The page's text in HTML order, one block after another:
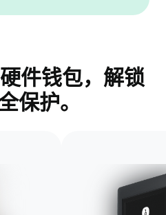
件钱包，解锁
保护。